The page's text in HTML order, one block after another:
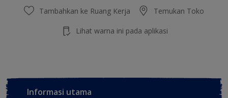
Tambahkan ke Ruang Kerja Temukan Toko
Lihat warna ini pada aplikasi
Informasi utama